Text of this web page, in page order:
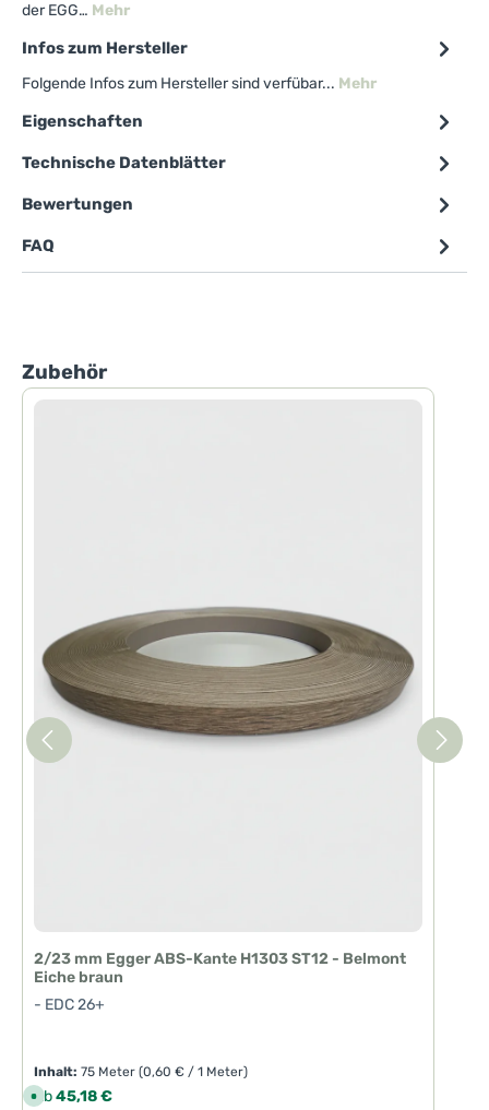
der EGG… Mehr
Infos zum Hersteller
Folgende Infos zum Hersteller sind verfübar... Mehr
Eigenschaften
Technische Datenblätter
Bewertungen
FAQ
Produktgalerie überspringen
Zubehör
2/23 mm Egger ABS-Kante H1303 ST12 - Belmont
Eiche braun
- EDC 26+
Inhalt:75 Meter(0,60 € / 1 Meter)
Regulärer Preis:
SAb45,18 €